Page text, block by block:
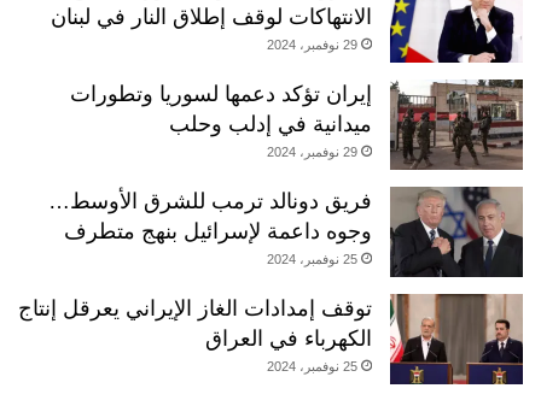
الانتهاكات لوقف إطلاق النار في لبنان
29 نوفمبر، 2024
إيران تؤكد دعمها لسوريا وتطورات
ميدانية في إدلب وحلب
29 نوفمبر، 2024
فريق دونالد ترمب للشرق الأوسط…
وجوه داعمة لإسرائيل بنهج متطرف
25 نوفمبر، 2024
توقف إمدادات الغاز الإيراني يعرقل إنتاج
الكهرباء في العراق
25 نوفمبر، 2024